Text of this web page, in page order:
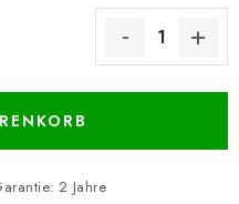
: 2 Jahre